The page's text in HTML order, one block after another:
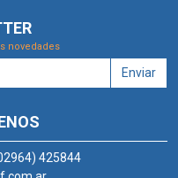
novedades
Enviar
425844